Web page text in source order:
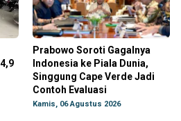
Prabowo Soroti Gagalnya
Indonesia ke Piala Dunia,
Singgung Cape Verde Jadi
Contoh Evaluasi
Kamis, 06 Agustus 2026